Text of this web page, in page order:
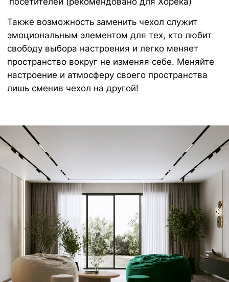
неприятного и электризующегося
выбор элитных обивочных материалов
Европейского производства.
Наши материалы разработаны с
учетом реальной жизни - чехлы очень
легко менять, стирать в машине, они
отличаются долговечным качеством и
исключительной мягкостью.
+7
Отправить
ОСТАЛИСЬ ВОПРОСЫ?
Оставьте заявку и мы свяжемся с
вами в ближайшее время